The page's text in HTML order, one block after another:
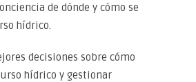
de dónde y cómo se
hídrico.
decisiones sobre cómo
hídrico y gestionar